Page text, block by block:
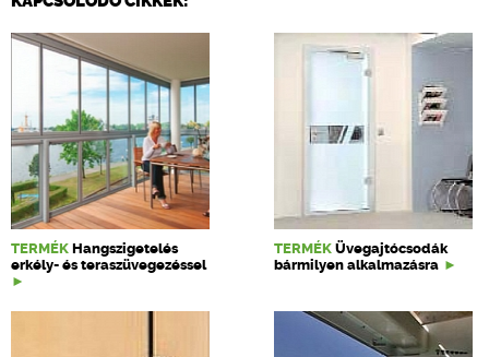
TERMÉK Hangszigetelés
erkély- és teraszüvegezéssel
TERMÉK Üvegajtócsodák
bármilyen alkalmazásra